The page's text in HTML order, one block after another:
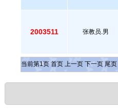
2003511 张教员.男
当前第1页 首页 上一页 下一页 尾页